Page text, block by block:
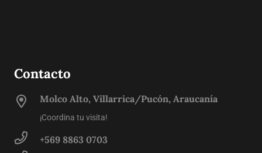
Contacto
Molco Alto, Villarrica/Pucón, Araucanía
¡Coordina tu visita!
+569 8863 0703